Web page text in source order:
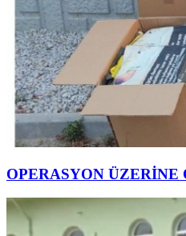
OPERASYON ÜZERİNE